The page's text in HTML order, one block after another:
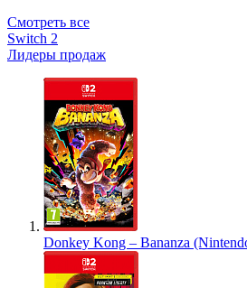
Смотреть все
Switch 2
Лидеры продаж
Donkey Kong – Bananza